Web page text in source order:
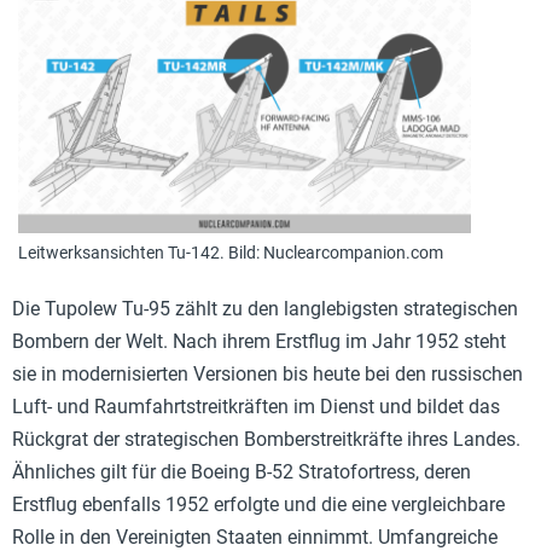
Leitwerksansichten Tu-142. Bild: Nuclearcompanion.com
Die Tupolew Tu-95 zählt zu den langlebigsten strategischen
Bombern der Welt. Nach ihrem Erstflug im Jahr 1952 steht
sie in modernisierten Versionen bis heute bei den russischen
Luft- und Raumfahrtstreitkräften im Dienst und bildet das
Rückgrat der strategischen Bomberstreitkräfte ihres Landes.
Ähnliches gilt für die Boeing B-52 Stratofortress, deren
Erstflug ebenfalls 1952 erfolgte und die eine vergleichbare
Rolle in den Vereinigten Staaten einnimmt. Umfangreiche